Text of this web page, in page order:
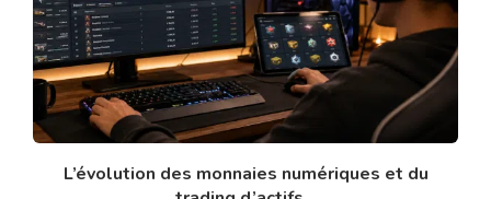
L’évolution des monnaies numériques et du